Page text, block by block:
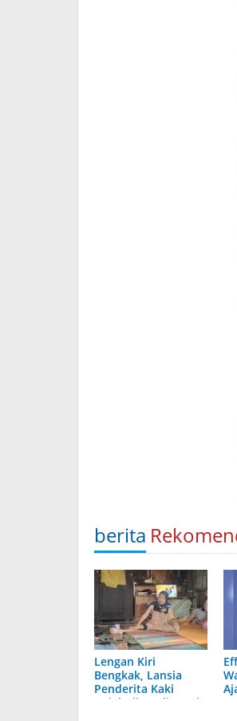
berita
Lengan Kiri
Bengkak, Lansia
Penderita Kaki
Gajah di Madina Ini